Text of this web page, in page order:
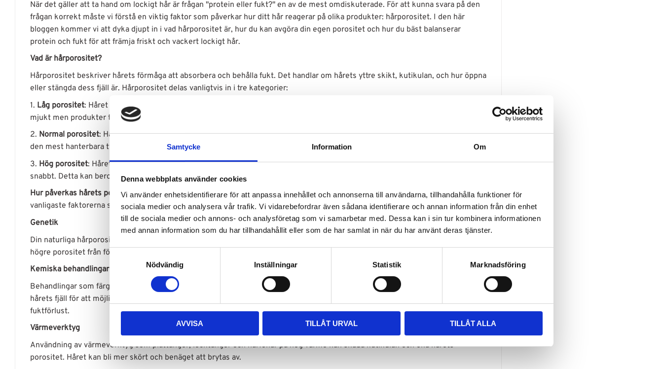
Samtycke Information Om
Denna webbplats använder cookies
Vi använder enhetsidentifierare för att anpassa innehållet och annonserna till användarna, tillhandahålla funktioner för
sociala medier och analysera vår trafik. Vi vidarebefordrar även sådana identifierare och annan information från din enhet
till de sociala medier och annons- och analysföretag som vi samarbetar med. Dessa kan i sin tur kombinera informationen
med annan information som du har tillhandahållit eller som de har samlat in när du har använt deras tjänster.
S
t
y
s
v
Nödvändig Inställningar Statistik Marknadsföring
AVVISA TILLÅT URVAL TILLÅT ALLA
När det gäller att ta hand om lockigt hår är frågan "protein eller fukt?" en av de mest omdiskuterade. För att kunna svara på den
frågan korrekt måste vi förstå en viktig faktor som påverkar hur ditt hår reagerar på olika produkter: hårporositet. I den här
bloggen kommer vi att dyka djupt in i vad hårporositet är, hur du kan avgöra din egen porositet och hur du bäst balanserar
protein och fukt för att främja friskt och vackert lockigt hår.
Vad är hårporositet?
Hårporositet beskriver hårets förmåga att absorbera och behålla fukt. Det handlar om hårets yttre skikt, kutikulan, och hur öppna
eller stängda dess fjäll är. Hårporositet delas vanligtvis in i tre kategorier:
1. Låg porositet: Håret har tätt sammanpackade fjäll som gör det svårt för fukt och produkter att tränga in. Håret kan kännas
mjukt men produkter tenderar att lägga sig på ytan utan att absorberas ordentligt.
2. Normal porositet: Håret har fjäll som är måttligt öppna, vilket innebär att fukt och produkter absorberas relativt lätt. Detta är
den mest hanterbara typen av porositet.
3. Hög porositet: Håret har fjäll som är öppna och skadade, vilket gör att fukt snabbt kan absorberas men också förloras lika
snabbt. Detta kan bero på kemiska behandlingar eller värmeskador.
Hur påverkas hårets porositet?Hårets porositet kan påverkas av flera faktorer, både interna och externa. Här är några av de
vanligaste faktorerna som kan ändra din hårporositet:
Genetik
Din naturliga hårporositet bestäms till stor del av dina gener. Vissa människor har naturligt lågt poröst hår medan andra kan ha
högre porositet från födseln.
Kemiska behandlingar
Behandlingar som färgning, blekning och permanent kan skada kutikulan och öka hårets porositet. Dessa processer öppnar
hårets fjäll för att möjliggöra färgning eller formförändring, men de kan också göra håret mer mottagligt för skador och
fuktförlust.
Värmeverktyg
Användning av värmeverktyg som plattänger, locktänger och hårfönar på hög värme kan skada kutikulan och öka hårets
porositet. Håret kan bli mer skört och benäget att brytas av.